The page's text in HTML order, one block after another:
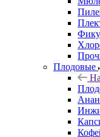
Плодовые